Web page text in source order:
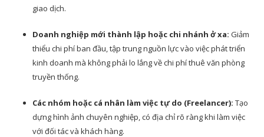
giao dịch.
Doanh nghiệp mới thành lập hoặc chi nhánh ở xa: Giảm
thiểu chi phí ban đầu, tập trung nguồn lực vào việc phát triển
kinh doanh mà không phải lo lắng về chi phí thuê văn phòng
truyền thống.
Các nhóm hoặc cá nhân làm việc tự do (Freelancer): Tạo
dựng hình ảnh chuyên nghiệp, có địa chỉ rõ ràng khi làm việc
với đối tác và khách hàng.